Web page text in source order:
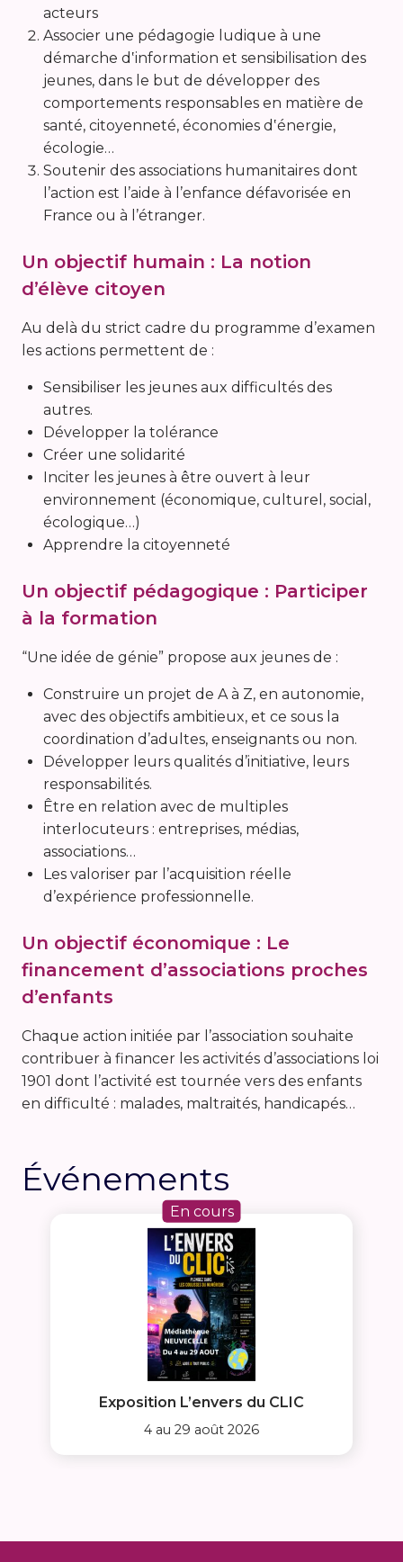
acteurs
Associer une pédagogie ludique à une
démarche d‛information et sensibilisation des
jeunes, dans le but de développer des
comportements responsables en matière de
santé, citoyenneté, économies d‛énergie,
écologie…
Soutenir des associations humanitaires dont
l’action est l’aide à l’enfance défavorisée en
France ou à l’étranger.
Un objectif humain : La notion
d’élève citoyen
Au delà du strict cadre du programme d’examen
les actions permettent de :
Sensibiliser les jeunes aux difficultés des
autres.
Développer la tolérance
Créer une solidarité
Inciter les jeunes à être ouvert à leur
environnement (économique, culturel, social,
écologique…)
Apprendre la citoyenneté
Un objectif pédagogique : Participer
à la formation
“Une idée de génie” propose aux jeunes de :
Construire un projet de A à Z, en autonomie,
avec des objectifs ambitieux, et ce sous la
coordination d’adultes, enseignants ou non.
Développer leurs qualités d’initiative, leurs
responsabilités.
Être en relation avec de multiples
interlocuteurs : entreprises, médias,
associations…
Les valoriser par l’acquisition réelle
d’expérience professionnelle.
Un objectif économique : Le
financement d’associations proches
d’enfants
Chaque action initiée par l’association souhaite
contribuer à financer les activités d’associations loi
1901 dont l’activité est tournée vers des enfants
en difficulté : malades, maltraités, handicapés…
Événements
Exposition L’envers du CLIC
4 au 29 août 2026
En cours